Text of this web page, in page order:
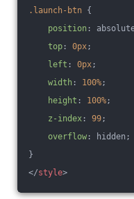
.launch-btn {
position :
top : 0px ;
left : 0px ;
width : 100% ;
height : 100% ;
z-index : 99 ;
overflow : hidden;
}
</style>